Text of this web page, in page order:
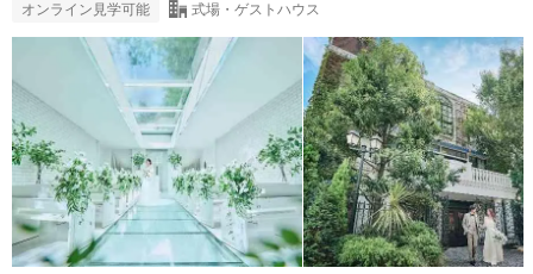
オンライン見学可能 式場・ゲストハウス